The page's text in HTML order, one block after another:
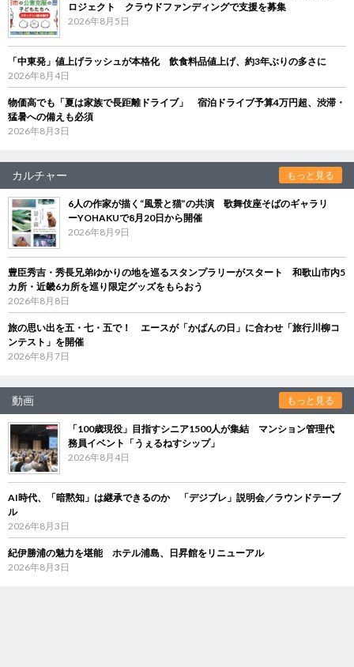
ロジェクト クラウドファンディングで支援を募集
2026年8月5日
「中東発」値上げラッシュが本格化 飲食料品値上げ、約3年ぶりの多さに
2026年8月4日
物価高でも「夏は家族で長距離ドライブ」 宿泊ドライブ予算4万円超、渋滞・
猛暑への備えも必須
2026年8月3日
カルチャー もっと見る
6人の作家が描く“風景と猫”の共演 歌舞伎座そばのギャラリ
ーYOHAKUで8月20日から開催
2026年8月9日
豊臣秀吉・秀長兄弟ゆかりの地を巡るスタンプラリーがスタート 和歌山市内5
カ所・近畿6カ所を巡り限定グッズをもらおう
2026年8月8日
旅の思い出を五・七・五で！ エースが「かばんの日」に合わせ「旅行川柳コ
ンテスト」を開催
2026年8月7日
動画 もっと見る
「100歳現役」目指すシニア1500人が集結 マンション管理代
務員イベント「うぇるねすシップ」
2026年8月4日
AI時代、「暗黙知」は継承できるのか 「デジブレ」説明会／ラウンドテーブ
ル
2026年8月3日
紀伊勝浦の魅力を堪能 ホテル浦島、日昇館をリニューアル
2026年8月3日